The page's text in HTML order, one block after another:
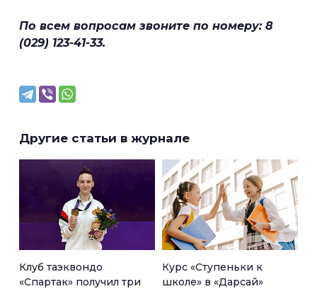
По всем вопросам звоните по номеру: 8
(029) 123-41-33.
Другие статьи в журнале
Клуб таэквондо
«Спартак» получил три
Курс «Ступеньки к
школе» в «Дарсай»